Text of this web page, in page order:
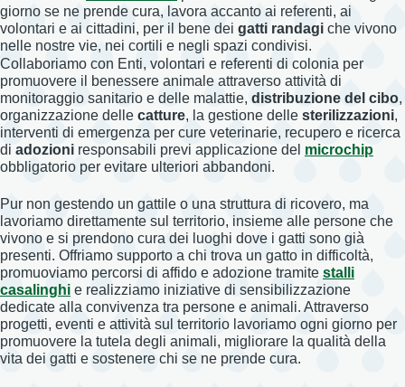
giorno se ne prende cura, lavora accanto ai referenti, ai
volontari e ai cittadini, per il bene dei gatti randagi che vivono
nelle nostre vie, nei cortili e negli spazi condivisi.
Collaboriamo con Enti, volontari e referenti di colonia per
promuovere il benessere animale attraverso attività di
monitoraggio sanitario e delle malattie, distribuzione del cibo,
organizzazione delle catture, la gestione delle sterilizzazioni,
interventi di emergenza per cure veterinarie, recupero e ricerca
di adozioni responsabili previ applicazione del microchip
obbligatorio per evitare ulteriori abbandoni.
Pur non gestendo un gattile o una struttura di ricovero, ma
lavoriamo direttamente sul territorio, insieme alle persone che
vivono e si prendono cura dei luoghi dove i gatti sono già
presenti. Offriamo supporto a chi trova un gatto in difficoltà,
promuoviamo percorsi di affido e adozione tramite stalli
casalinghi e realizziamo iniziative di sensibilizzazione
dedicate alla convivenza tra persone e animali. Attraverso
progetti, eventi e attività sul territorio lavoriamo ogni giorno per
promuovere la tutela degli animali, migliorare la qualità della
vita dei gatti e sostenere chi se ne prende cura.